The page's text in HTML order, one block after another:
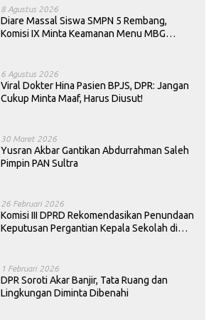
8 Agustus 2026
Diare Massal Siswa SMPN 5 Rembang,
Komisi IX Minta Keamanan Menu MBG
6 Agustus 2026
Viral Dokter Hina Pasien BPJS, DPR: Jangan
Cukup Minta Maaf, Harus Diusut!
30 Maret 2026
Yusran Akbar Gantikan Abdurrahman Saleh
Pimpin PAN Sultra
26 Februari 2026
Komisi III DPRD Rekomendasikan Penundaan
Keputusan Pergantian Kepala Sekolah di
1 Februari 2026
DPR Soroti Akar Banjir, Tata Ruang dan
Lingkungan Diminta Dibenahi